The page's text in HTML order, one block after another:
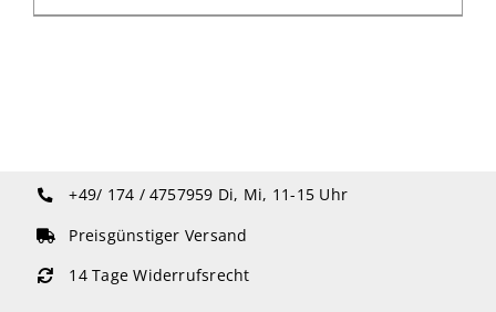
+49/ 174 / 4757959 Di, Mi, 11-15 Uhr
Preisgünstiger Versand
14 Tage Widerrufsrecht